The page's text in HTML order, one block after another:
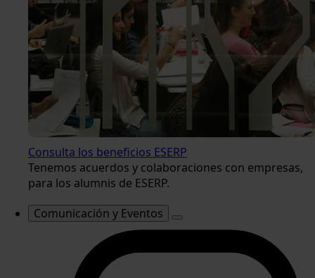
Consulta los beneficios ESERP
Tenemos acuerdos y colaboraciones con empresas,
para los alumnis de ESERP.
Comunicación y Eventos